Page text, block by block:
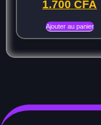
1.700CFA
Ajouter au panier